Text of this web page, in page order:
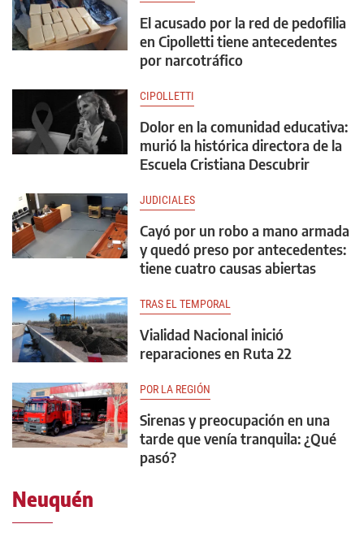
El acusado por la red de pedofilia
en Cipolletti tiene antecedentes
por narcotráfico
CIPOLLETTI
Dolor en la comunidad educativa:
murió la histórica directora de la
Escuela Cristiana Descubrir
JUDICIALES
Cayó por un robo a mano armada
y quedó preso por antecedentes:
tiene cuatro causas abiertas
TRAS EL TEMPORAL
Vialidad Nacional inició
reparaciones en Ruta 22
POR LA REGIÓN
Sirenas y preocupación en una
tarde que venía tranquila: ¿Qué
pasó?
Neuquén